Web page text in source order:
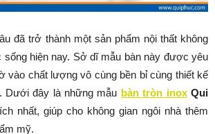
đã trở thành một sản phẩm nội thất không
sống hiện nay. Sở dĩ mẫu bàn này được yêu
vào chất lượng vô cùng bền bỉ cùng thiết kế
Dưới đây là những mẫu bàn tròn inox Qui
nhất, giúp cho không gian ngôi nhà thêm
mỹ.